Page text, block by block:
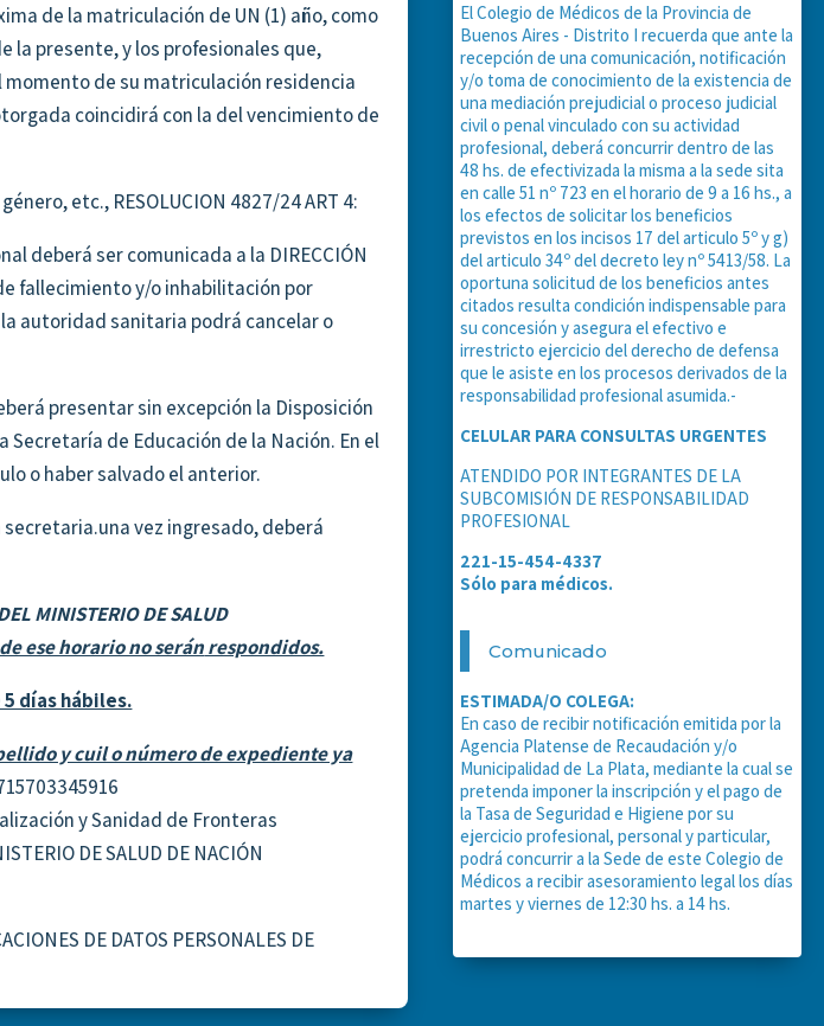
de la matriculación de UN (1) año, como
la presente, y los profesionales que,
de su matriculación residencia
coincidirá con la del vencimiento de
etc., RESOLUCION 4827/24 ART 4:
deberá ser comunicada a la DIRECCIÓN
de fallecimiento y/o inhabilitación por
autoridad sanitaria podrá cancelar o
presentar sin excepción la Disposición
de Educación de la Nación. En el
o haber salvado el anterior.
vez ingresado, deberá
MINISTERIO DE SALUD
ese horario no seránrespondidos.
días hábiles.
y cuil o número de expediente ya
y Sanidad de Fronteras
DE SALUD DE NACIÓN
DE DATOS PERSONALES DE
El Colegio de Médicos de la Provincia de
Buenos Aires - Distrito I recuerda que ante la
recepción de una comunicación, notificación
y/o toma de conocimiento de la existencia de
una mediación prejudicial o proceso judicial
civil o penal vinculado con su actividad
profesional, deberá concurrir dentro de las
48 hs. de efectivizada la misma a la sede sita
en calle 51 nº 723 en el horario de 9 a 16 hs., a
los efectos de solicitar los beneficios
previstos en los incisos 17 del articulo 5º y g)
del articulo 34º del decreto ley nº 5413/58. La
oportuna solicitud de los beneficios antes
citados resulta condición indispensable para
su concesión y asegura el efectivo e
irrestricto ejercicio del derecho de defensa
que le asiste en los procesos derivados de la
responsabilidad profesional asumida.-
CELULAR PARA CONSULTAS URGENTES
ATENDIDO POR INTEGRANTES DE LA
SUBCOMISIÓN DE RESPONSABILIDAD
PROFESIONAL
221-15-454-4337
Sólo para médicos.
Comunicado
ESTIMADA/O COLEGA:
En caso de recibir notificación emitida por la
Agencia Platense de Recaudación y/o
Municipalidad de La Plata, mediante la cual se
pretenda imponer la inscripción y el pago de
la Tasa de Seguridad e Higiene por su
ejercicio profesional, personal y particular,
podrá concurrir a la Sede de este Colegio de
Médicos a recibir asesoramiento legal los días
martes y viernes de 12:30 hs. a 14 hs.